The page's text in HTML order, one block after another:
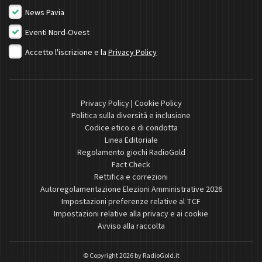
News Pavia
Eventi Nord-Ovest
Accetto l'iscrizione e la Privacy Policy
Privacy Policy| Cookie Policy
Politica sulla diversità e inclusione
Codice etico e di condotta
Linea Editoriale
Regolamento giochi RadioGold
Fact Check
Rettifica e correzioni
Autoregolamentazione Elezioni Amministrative 2026
Impostazioni preferenze relative al TCF
Impostazioni relative alla privacy e ai cookie
Avviso alla raccolta
© Copyright 2026 byRadioGold.it